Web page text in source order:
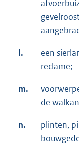
l.
een
reclame;
m.
de
n.
plinten,